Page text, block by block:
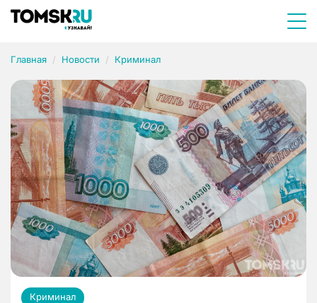
Главная Новости Криминал
Криминал